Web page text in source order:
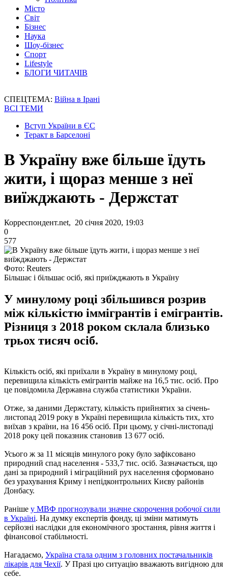
Місто
Світ
Бізнес
Наука
Шоу-бізнес
Спорт
Lifestyle
БЛОГИ ЧИТАЧІВ
СПЕЦТЕМА: Війна в Ірані
ВСІ ТЕМИ
Вступ України в ЄС
Теракт в Барселоні
В Україну вже більше їдуть
жити, і щораз менше з неї
виїжджають - Держстат
Корреспондент.net, 20 січня 2020, 19:03
0
577
Фото: Reuters
Більшає і більшає осіб, які приїжджають в Україну
У минулому році збільшився розрив
між кількістю іммігрантів і емігрантів.
Різниця з 2018 роком склала близько
трьох тисяч осіб.
Кількість осіб, які приїхали в Україну в минулому році,
перевищила кількість емігрантів майже на 16,5 тис. осіб. Про
це повідомила Державна служба статистики України.
Отже, за даними Держстату, кількість прийнятих за січень-
листопад 2019 року в Україні перевищила кількість тих, хто
виїхав з країни, на 16 456 осіб. При цьому, у січні-листопаді
2018 року цей показник становив 13 677 осіб.
Усього ж за 11 місяців минулого року було зафіксовано
природний спад населення - 533,7 тис. осіб. Зазначається, що
дані за природний і міграційний рух населення сформовано
без урахування Криму і непідконтрольних Києву районів
Донбасу.
Раніше у МВФ прогнозували значне скорочення робочої сили
в Україні. На думку експертів фонду, ці зміни матимуть
серйозні наслідки для економічного зростання, рівня життя і
фінансової стабільності.
Нагадаємо, Україна стала одним з головних постачальників
лікарів для Чехії. У Празі цю ситуацію вважають вигідною для
себе.